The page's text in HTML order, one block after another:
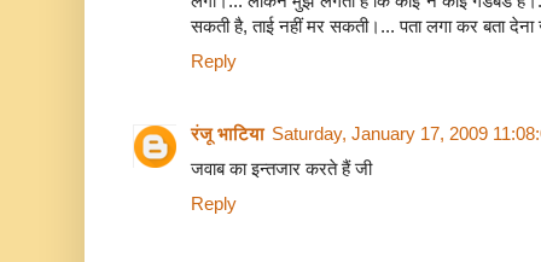
सकती है, ताई नहीं मर सकती।... पता लगा कर बता
Reply
रंजू भाटिया Saturday, January 17, 2009
जवाब का इन्तजार करते हैं जी
Reply